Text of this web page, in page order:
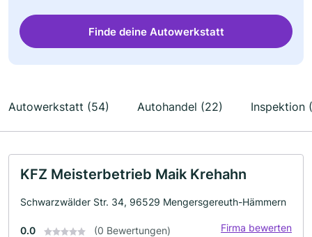
Finde deine Autowerkstatt
Autowerkstatt (54) Autohandel (22) Inspektion
KFZ Meisterbetrieb Maik Krehahn
Schwarzwälder Str. 34, 96529 Mengersgereuth-Hämmern
0.0 (0 Bewertungen) Firma bewerten